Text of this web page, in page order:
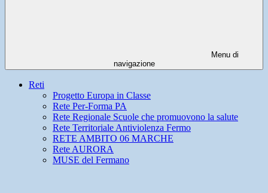
Menu di
navigazione
Reti
Progetto Europa in Classe
Rete Per-Forma PA
Rete Regionale Scuole che promuovono la salute
Rete Territoriale Antiviolenza Fermo
RETE AMBITO 06 MARCHE
Rete AURORA
MUSE del Fermano